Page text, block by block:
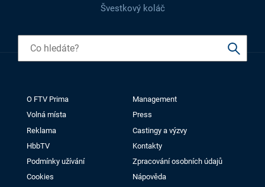
Švestkový koláč
O FTV Prima
Management
Volná místa
Press
Reklama
Castingy a výzvy
HbbTV
Kontakty
Podmínky užívání
Zpracování osobních údajů
Cookies
Nápověda